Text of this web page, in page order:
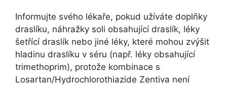
Informujte svého lékaře, pokud užíváte doplňky
draslíku, náhražky soli obsahující draslík, léky
šetřící draslík nebo jiné léky, které mohou zvýšit
hladinu draslíku v séru (např. léky obsahující
trimethoprim), protože kombinace s
Losartan/Hydrochlorothiazide Zentiva není